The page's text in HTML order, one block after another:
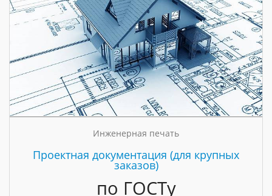
Инженерная печать
Проектная документация (для крупных
заказов)
по ГОСТу